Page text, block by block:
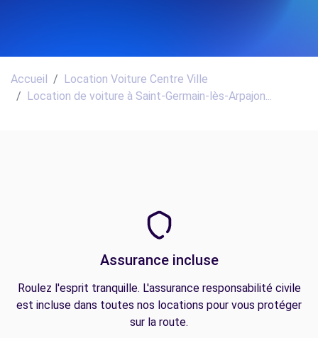
Accueil
Location Voiture Centre Ville
Location de voiture à Saint-Germain-lès-Arpajon...
Assurance incluse
Roulez l'esprit tranquille. L'assurance responsabilité civile
est incluse dans toutes nos locations pour vous protéger
sur la route.